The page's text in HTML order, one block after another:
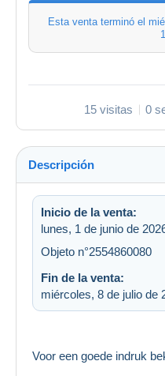
Esta venta terminó el
15 visitas 0
Descripción
Inicio de la venta:
lunes, 1 de junio de
Objeto n°2554860080
Fin de la venta:
miércoles, 8 de julio de
Voor een goede indruk